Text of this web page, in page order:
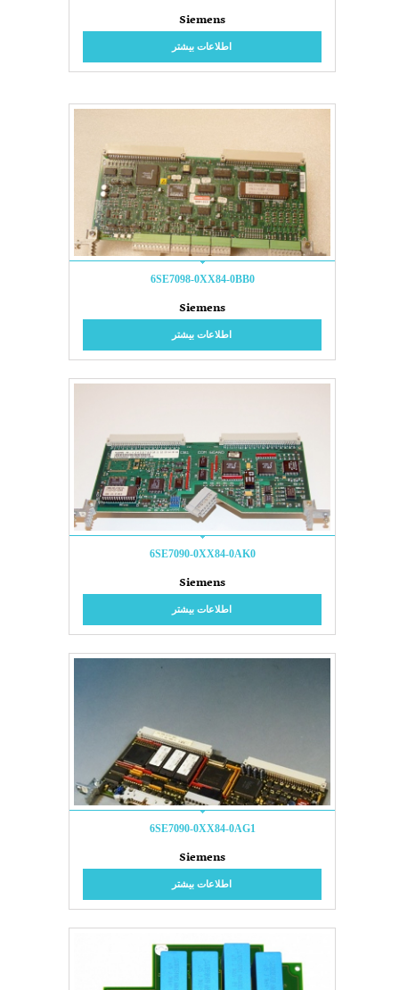
Siemens
اطلاعات بیشتر
6SE7098-0XX84-0BB0
Siemens
اطلاعات بیشتر
6SE7090-0XX84-0AK0
Siemens
اطلاعات بیشتر
6SE7090-0XX84-0AG1
Siemens
اطلاعات بیشتر